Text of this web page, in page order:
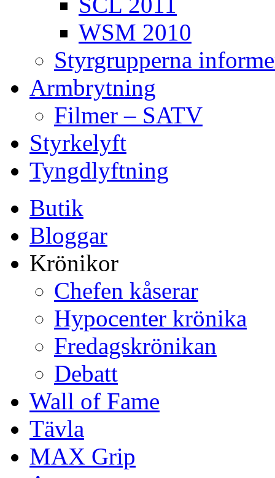
WSM 2010
Styrgrupperna
Armbrytning
Filmer – SATV
Styrkelyft
Tyngdlyftning
Butik
Bloggar
Krönikor
Chefen kåserar
Hypocenter krönika
Fredagskrönikan
Debatt
Wall of Fame
Tävla
MAX Grip